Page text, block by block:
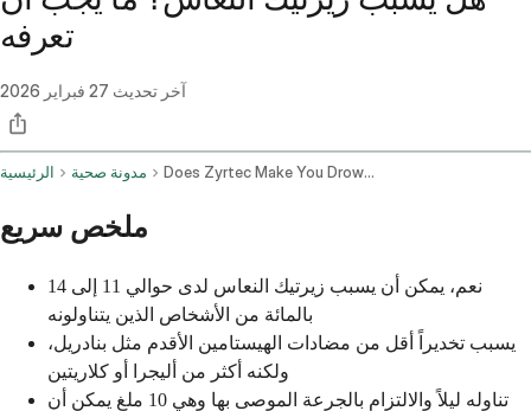
تعرفه
آخر تحديث 27 فبراير 2026
الرئيسية مدونة صحية Does Zyrtec Make You Drowsy
ملخص سريع
نعم، يمكن أن يسبب زيرتيك النعاس لدى حوالي 11 إلى 14
بالمائة من الأشخاص الذين يتناولونه
يسبب تخديراً أقل من مضادات الهيستامين الأقدم مثل بنادريل،
ولكنه أكثر من أليجرا أو كلاريتين
تناوله ليلاً والالتزام بالجرعة الموصى بها وهي 10 ملغ يمكن أن